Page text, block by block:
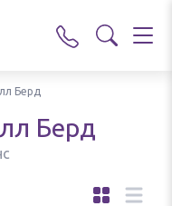
Берд
Берд